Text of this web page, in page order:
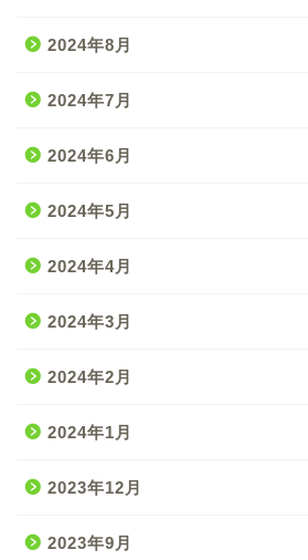
2024年8月
2024年7月
2024年6月
2024年5月
2024年4月
2024年3月
2024年2月
2024年1月
2023年12月
2023年9月